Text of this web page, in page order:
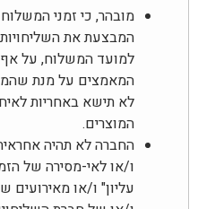
מובהר, כי זמני
המבצעת את
למועד המשלוח, על
המאמצים על מנת
לא תישא באחריות
המוצרים.
החברה לא תהיה
ו/או לאי-מסירה של
עליון" ו/או